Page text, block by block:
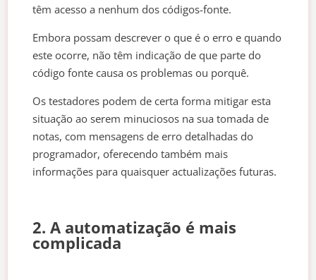
têm acesso a nenhum dos códigos-fonte.
Embora possam descrever o que é o erro e quando
este ocorre, não têm indicação de que parte do
código fonte causa os problemas ou porquê.
Os testadores podem de certa forma mitigar esta
situação ao serem minuciosos na sua tomada de
notas, com mensagens de erro detalhadas do
programador, oferecendo também mais
informações para quaisquer actualizações futuras.
2. A automatização é mais
complicada